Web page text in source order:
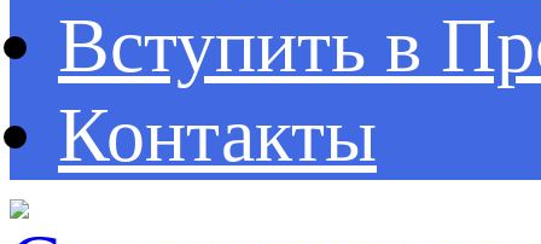
Вступить в
Контакты